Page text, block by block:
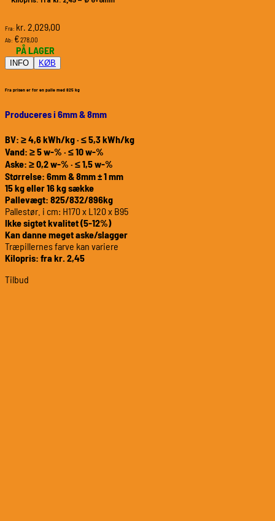
Fra: kr. 2.029,00
Ab: €278,00
PÅ LAGER
INFO KØB
Fra prisen er for en palle med 825 kg
Produceres i 6mm & 8mm
BV: ≥ 4,6 kWh/kg · ≤ 5,3 kWh/kg
Vand: ≥ 5 w-% · ≤ 10 w-%
Aske: ≥ 0,2 w-% · ≤ 1,5 w-%
Størrelse: 6mm & 8mm ± 1 mm
15 kg eller 16 kg sække
Pallevægt: 825/832/896kg
Pallestør. i cm: H170 x L120 x B95
Ikke sigtet kvalitet (5-12%)
Kan danne meget aske/slagger
Træpillernes farve kan variere
Kilopris: fra kr. 2,45
Tilbud